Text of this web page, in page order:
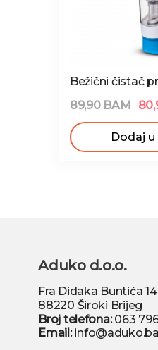
Bežični čistač
89,90 BAM
Dodaj
Aduko d.o.o.
Fra Didaka Buntića
88220 Široki Brijeg
Broj telefona:063
Email:info@aduko.ba